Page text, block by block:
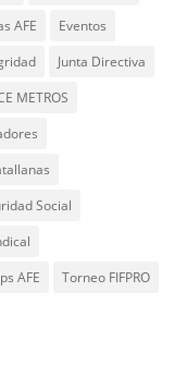
AFE
Eventos
Junta Directiva
METROS
Social
AFE
Torneo FIFPRO